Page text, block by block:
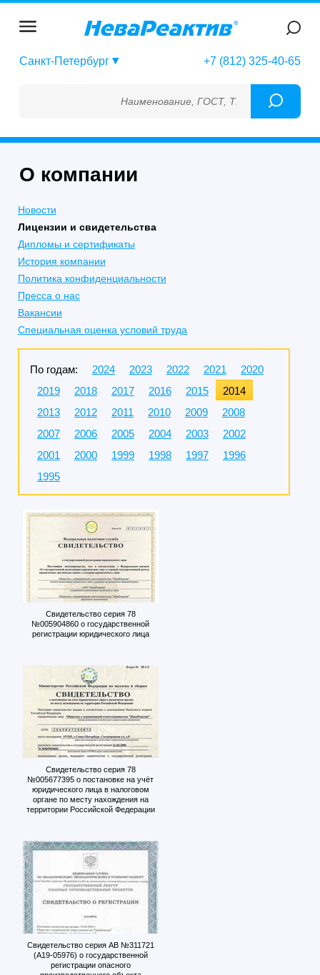
Санкт-Петербург +7 (812) 325-40-65
Наименование, ГОСТ, ТУ, ГСО, МСО, ОСО,
О компании
Новости
Лицензии и свидетельства
Дипломы и сертификаты
История компании
Политика конфиденциальности
Пресса о нас
Вакансии
Специальная оценка условий труда
По годам: 2024 2023 2022 2021
2020
2019
2018 2017 2016 2015
2014
2013
2012 2011 2010 2009
2008
2007
2006 2005 2004 2003
2002
2001
2000 1999 1998 1997
1996
1995
Свидетельство серия 78
№005904860 о государственной
регистрации юридического лица
Свидетельство серия 78
№005677395 о постановке на учёт
юридического лица в налоговом
органе по месту нахождения на
территории Российской Федерации
Свидетельство серия АВ №311721
(А19-05976) о государственной
регистрации опасного